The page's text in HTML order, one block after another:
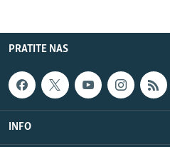
PRATITE NAS
INFO